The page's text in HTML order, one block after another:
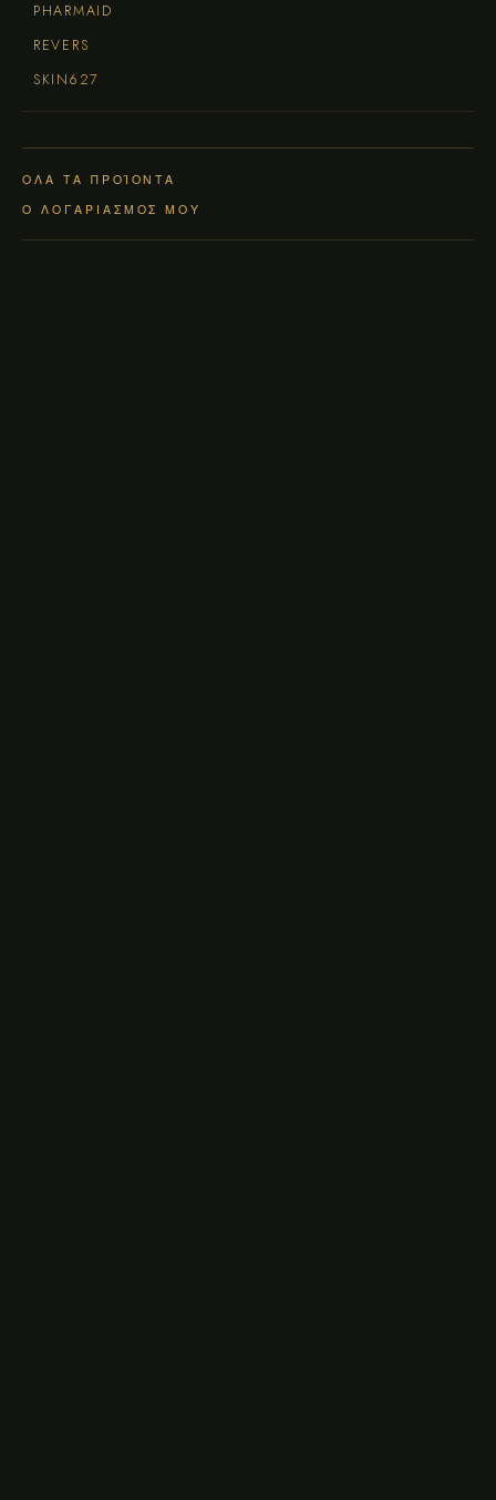
PHARMAID
REVERS
SKIN627
ΌΛΑ ΤΑ ΠΡΟΪΌΝΤΑ
Ο ΛΟΓΑΡΙΑΣΜΌΣ ΜΟΥ